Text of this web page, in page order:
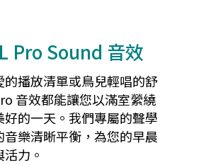
Pro Sound 音效
的播放清單或鳥兒輕唱的舒
音效都能讓您以滿室縈繞
的一天。我們專屬的聲學
樂清晰平衡，為您的早晨
力。